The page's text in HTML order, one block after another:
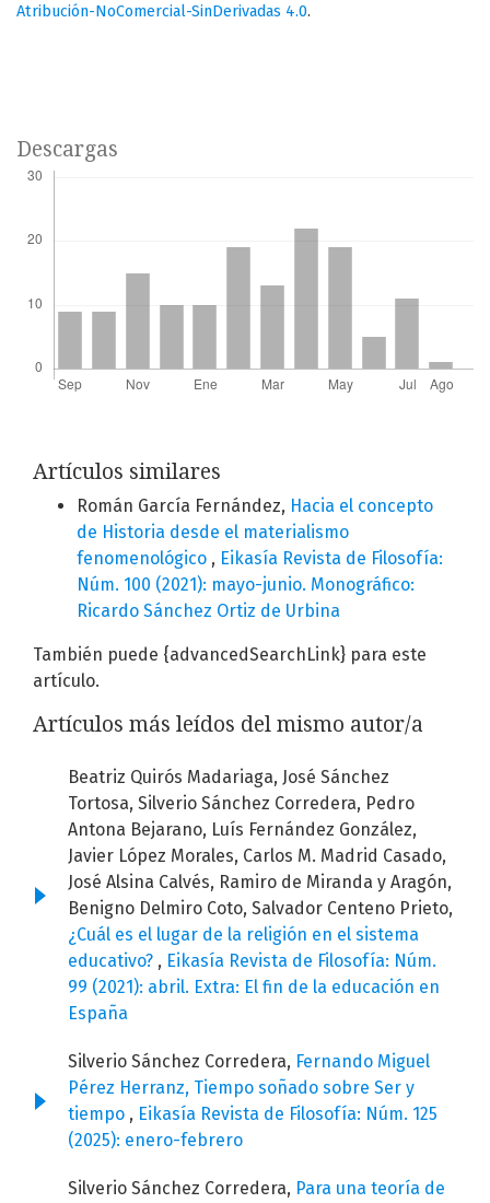
Atribución-NoComercial-SinDerivadas 4.0.
Descargas
Artículos similares
Román García Fernández, Hacia el concepto
de Historia desde el materialismo
fenomenológico , Eikasía Revista de Filosofía:
Núm. 100 (2021): mayo-junio. Monográfico:
Ricardo Sánchez Ortiz de Urbina
También puede {advancedSearchLink} para este
artículo.
Artículos más leídos del mismo autor/a
Beatriz Quirós Madariaga, José Sánchez
Tortosa, Silverio Sánchez Corredera, Pedro
Antona Bejarano, Luís Fernández González,
Javier López Morales, Carlos M. Madrid Casado,
José Alsina Calvés, Ramiro de Miranda y Aragón,
Benigno Delmiro Coto, Salvador Centeno Prieto,
¿Cuál es el lugar de la religión en el sistema
educativo? , Eikasía Revista de Filosofía: Núm.
99 (2021): abril. Extra: El fin de la educación en
España
Silverio Sánchez Corredera, Fernando Miguel
Pérez Herranz, Tiempo soñado sobre Ser y
tiempo , Eikasía Revista de Filosofía: Núm. 125
(2025): enero-febrero
Silverio Sánchez Corredera, Para una teoría de